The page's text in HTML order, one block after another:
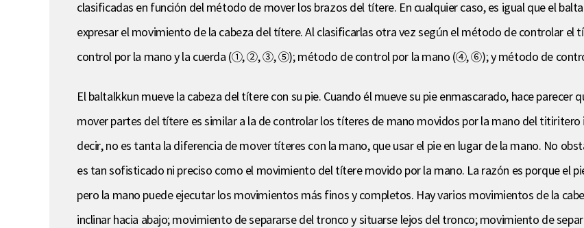
clasificadas en función del método de mover los brazos del títere. En cualquier caso, es igual que el
expresar el movimiento de la cabeza del títere. Al clasificarlas otra vez según el método de controlar
control por la mano y la cuerda (①, ②, ③, ⑤); método de control por la mano (④, ⑥); y método de
El baltalkkun mueve la cabeza del títere con su pie. Cuando él mueve su pie enmascarado, hace parecer
mover partes del títere es similar a la de controlar los títeres de mano movidos por la mano del titiritero
decir, no es tanta la diferencia de mover títeres con la mano, que usar el pie en lugar de la mano. No
es tan sofisticado ni preciso como el movimiento del títere movido por la mano. La razón es porque el
pero la mano puede ejecutar los movimientos más finos y completos. Hay varios movimientos de la
inclinar hacia abajo; movimiento de separarse del tronco y situarse lejos del tronco; movimiento de